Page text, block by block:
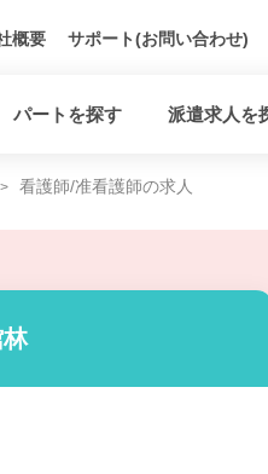
概要 サポート(お問い合わせ)
パートを探す 派遣求人を
看護師/准看護師の求人